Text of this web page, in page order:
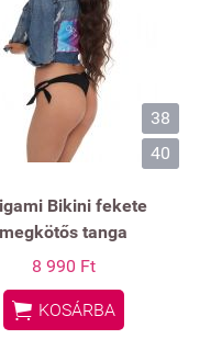
38
40
Bikini fekete
megkötős tanga
8 990 Ft
 KOSÁRBA